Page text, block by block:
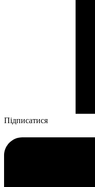
Підписатися